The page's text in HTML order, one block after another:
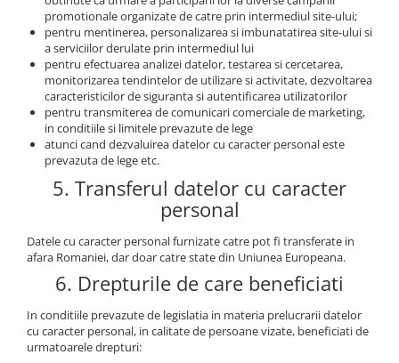
promotionale organizate de catre prin intermediul site-ului;
pentru mentinerea, personalizarea si imbunatatirea site-ului si
a serviciilor derulate prin intermediul lui
pentru efectuarea analizei datelor, testarea si cercetarea,
monitorizarea tendintelor de utilizare si activitate, dezvoltarea
caracteristicilor de siguranta si autentificarea utilizatorilor
pentru transmiterea de comunicari comerciale de marketing,
in conditiile si limitele prevazute de lege
atunci cand dezvaluirea datelor cu caracter personal este
prevazuta de lege etc.
5. Transferul datelor cu caracter
personal
Datele cu caracter personal furnizate catre pot fi transferate in
afara Romaniei, dar doar catre state din Uniunea Europeana.
6. Drepturile de care beneficiati
In conditiile prevazute de legislatia in materia prelucrarii datelor
cu caracter personal, in calitate de persoane vizate, beneficiati de
urmatoarele drepturi: